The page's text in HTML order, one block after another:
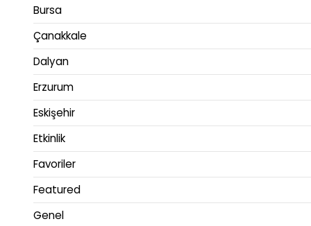
Bursa
Çanakkale
Dalyan
Erzurum
Eskişehir
Etkinlik
Favoriler
Featured
Genel